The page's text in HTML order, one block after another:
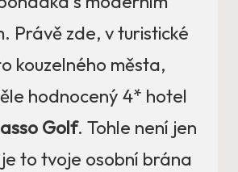
Právě zde, v turistické
kouzelného města,
hodnocený 4* hotel
Golf. Tohle není jen
to tvoje osobní brána